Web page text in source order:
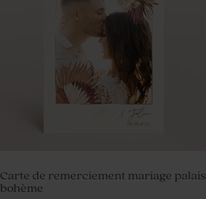
Carte de remerciement mariage palais
bohème